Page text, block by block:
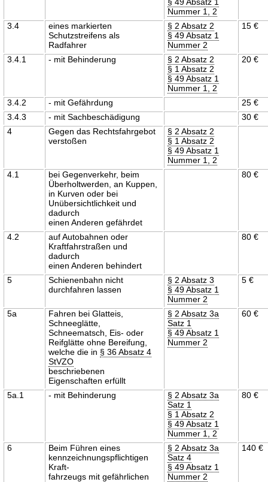
Nummer 1, 2
3.4
eines markierten
Schutzstreifens als
Radfahrer
§ 2 Absatz 2
§ 49 Absatz 1
Nummer 2
15 €
3.4.1 - mit Behinderung
§ 2 Absatz 2
§ 1 Absatz 2
§ 49 Absatz 1
Nummer 1, 2
20 €
3.4.2 - mit Gefährdung
25 €
3.4.3
- mit Sachbeschädigung
30 €
4
Gegen das Rechtsfahrgebot
verstoßen
§ 2 Absatz 2
§ 1 Absatz 2
§ 49 Absatz 1
Nummer 1, 2
4.1
bei Gegenverkehr, beim
Überholtwerden, an Kuppen,
in Kurven oder bei
Unübersichtlichkeit und
dadurch
einen Anderen gefährdet
80 €
4.2
auf Autobahnen oder
Kraftfahrstraßen und
dadurch
einen Anderen behindert
80 €
5
Schienenbahn nicht
durchfahren lassen
§ 2 Absatz 3
§ 49 Absatz 1
Nummer 2
5 €
5a
Fahren bei Glatteis,
Schneeglätte,
Schneematsch, Eis- oder
Reifglätte ohne Bereifung,
welche die in § 36 Absatz 4
StVZO
beschriebenen
Eigenschaften erfüllt
§ 2 Absatz 3a
Satz 1
§ 49 Absatz 1
Nummer 2
60 €
5a.1 - mit Behinderung
§ 2 Absatz 3a
Satz 1
§ 1 Absatz 2
§ 49 Absatz 1
Nummer 1, 2
80 €
6
Beim Führen eines
kennzeichnungspflichtigen
Kraft-
fahrzeugs mit gefährlichen
§ 2 Absatz 3a
Satz 4
§ 49 Absatz 1
Nummer 2
140 €